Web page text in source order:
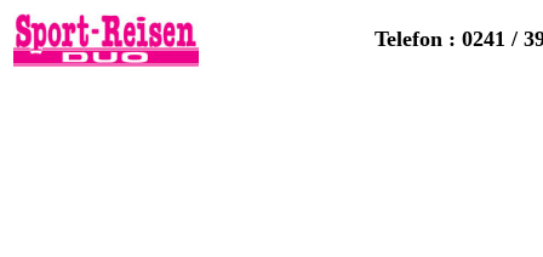
Telefon : 0241 /